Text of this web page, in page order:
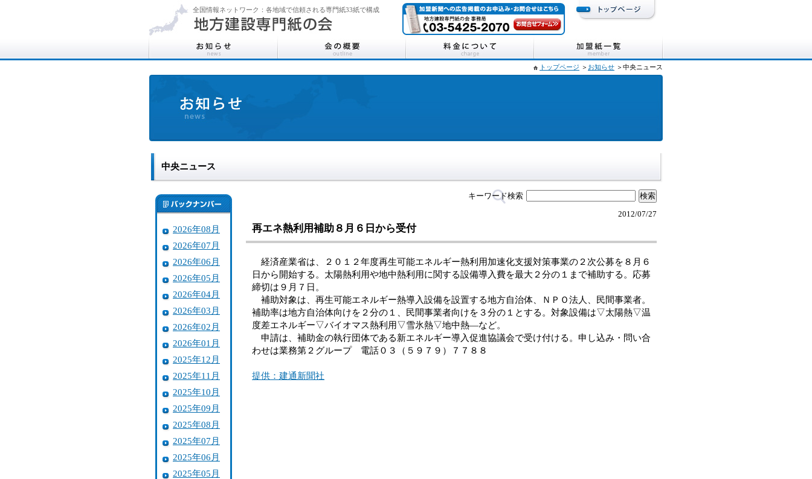
全国情報ネットワーク：各地域で信頼される専門紙33紙で構成
トップページ ＞ お知らせ ＞中央ニュース
中央ニュース
2026年08月
2026年07月
2026年06月
2026年05月
2026年04月
2026年03月
2026年02月
2026年01月
2025年12月
2025年11月
2025年10月
2025年09月
2025年08月
2025年07月
2025年06月
2025年05月
キーワード検索
2012/07/27
再エネ熱利用補助８月６日から受付
経済産業省は、２０１２年度再生可能エネルギー熱利用加速化支援対策事業の２次公募を８月６
日から開始する。太陽熱利用や地中熱利用に関する設備導入費を最大２分の１まで補助する。応募
締切は９月７日。
補助対象は、再生可能エネルギー熱導入設備を設置する地方自治体、ＮＰＯ法人、民間事業者。
補助率は地方自治体向けを２分の１、民間事業者向けを３分の１とする。対象設備は▽太陽熱▽温
度差エネルギー▽バイオマス熱利用▽雪氷熱▽地中熱―など。
申請は、補助金の執行団体である新エネルギー導入促進協議会で受け付ける。申し込み・問い合
わせは業務第２グループ 電話０３（５９７９）７７８８
提供：建通新聞社